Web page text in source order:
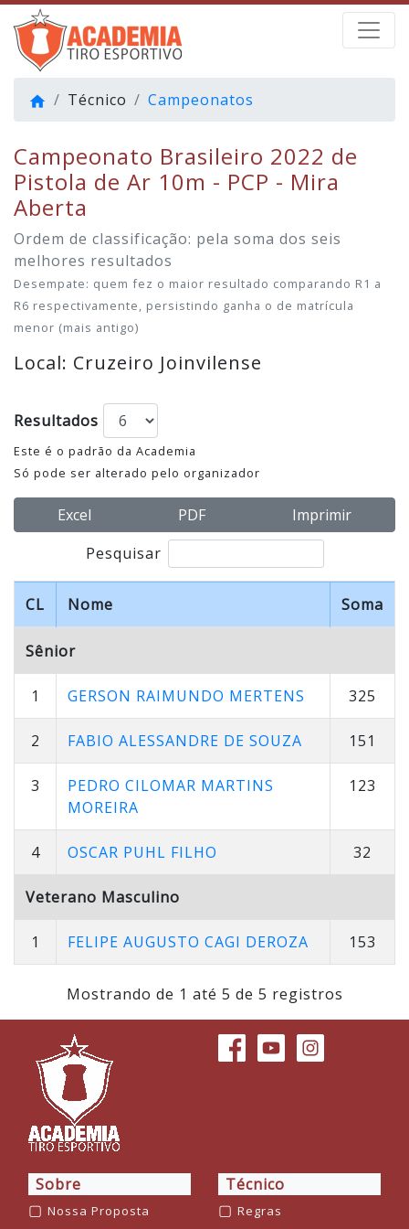
home Técnico Campeonatos
Campeonato Brasileiro 2022 de
Pistola de Ar 10m - PCP - Mira
Aberta
Ordem de classificação: pela soma dos seis
melhores resultados
Desempate: quem fez o maior resultado comparando R1 a
R6 respectivamente, persistindo ganha o de matrícula
menor (mais antigo)
Local: Cruzeiro Joinvilense
Resultados
Este é o padrão da Academia
Só pode ser alterado pelo organizador
Excel PDF
Imprimir
Pesquisar
CL Nome Soma
Sênior
1 GERSON RAIMUNDO MERTENS 325
2 FABIO ALESSANDRE DE SOUZA 151
3
PEDRO CILOMAR MARTINS
MOREIRA
123
4 OSCAR PUHL FILHO 32
Veterano Masculino
1 FELIPE AUGUSTO CAGI DEROZA 153
Mostrando de 1 até 5 de 5 registros
Sobre
▢ Nossa Proposta
Técnico
▢ Regras